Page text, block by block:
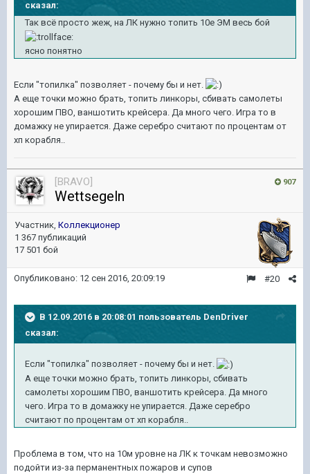
сказал:
Так всё просто жеж, на ЛК нужно топить 10е ЭМ весь бой
ясно понятно
Если "топилка" позволяет - почему бы и нет.
А еще точки можно брать, топить линкоры, сбивать самолеты
хорошим ПВО, ваншотить крейсера. Да много чего. Игра то в
домажку не упирается. Даже серебро считают по процентам от
хп корабля..
907
[BRAVO]
Wettsegeln
Участник, Коллекционер
1 367 публикаций
17 501 бой
#20
Опубликовано: 12 сен 2016, 20:09:19
В 12.09.2016 в 20:08:01 пользователь DenDriver
сказал:
Если "топилка" позволяет - почему бы и нет.
А еще точки можно брать, топить линкоры, сбивать
самолеты хорошим ПВО, ваншотить крейсера. Да много
чего. Игра то в домажку не упирается. Даже серебро
считают по процентам от хп корабля..
Проблема в том, что на 10м уровне на ЛК к точкам невозможно
подойти из-за перманентных пожаров и супов